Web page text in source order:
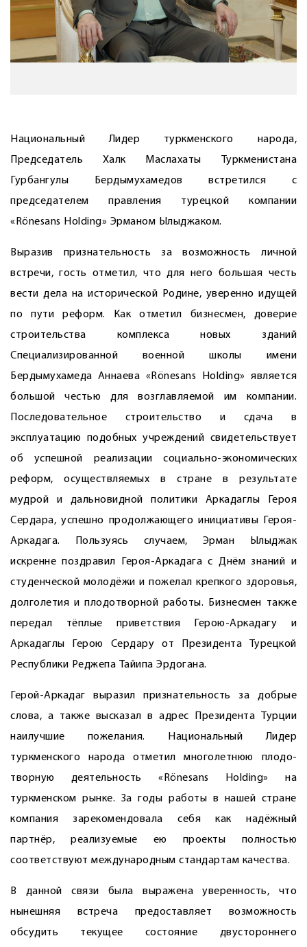
Национальный Лидер туркменского народа,
Председатель Халк Маслахаты Туркменистана
Гурбангулы Бердымухамедов встретился с
председателем правления турецкой компании
«Rönesans Holding» Эрманом Ылыджаком.
Выразив признательность за возможность личной
встречи, гость отметил, что для него большая честь
вести дела на исторической Родине, уверенно идущей
по пути реформ. Как отметил бизнесмен, доверие
строительства комплекса новых зданий
Специализированной военной школы имени
Бердымухамеда Аннаева «Rönesans Holding» является
большой честью для возглав­ляемой им компании.
Последовательное строительство и сдача в
эксплуатацию подобных учреждений свидетельствует
об успешной реализации социально-экономических
реформ, осуществляемых в стране в результате
мудрой и дальновидной политики ­Аркадаглы Героя
Сердара, успешно продолжающего инициативы ­Героя-
Аркадага. Пользуясь случаем, Эрман Ылыджак
искренне поздравил Героя-­Аркадага с Днём знаний и
студенческой молодёжи и пожелал крепкого здоровья,
долголетия и плодотворной работы. Бизнесмен также
передал тёплые приветствия Герою-Аркадагу и
Аркадаглы Герою ­Сердару от Президента Турецкой
Республики Реджепа Тайипа Эрдогана.
Герой-Аркадаг выразил признательность за добрые
слова, а также высказал в адрес Президента Турции
наилучшие пожелания. Национальный Лидер
туркменского народа отметил многолетнюю плодо­
творную деятельность «Rönesans Holding» на
туркменском рынке. За годы работы в нашей стране
компания зарекомендовала себя как надёжный
партнёр, реализуемые ею проекты полностью
соответствуют международным стандартам качества.
В данной связи была выражена уверенность, что
нынешняя встреча предоставляет возможность
обсудить текущее состояние двустороннего